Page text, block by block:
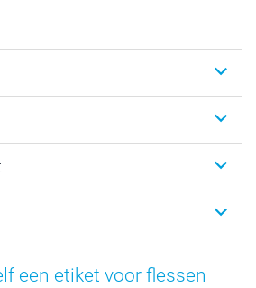
een etiket voor flessen